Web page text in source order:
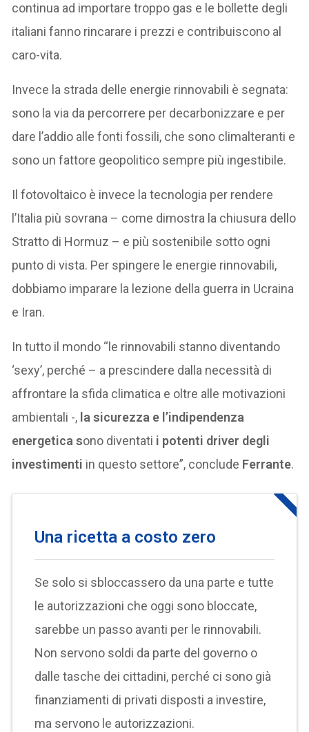
continua ad importare troppo gas e le bollette degli
italiani fanno rincarare i prezzi e contribuiscono al
caro-vita.
Invece la strada delle energie rinnovabili è segnata:
sono la via da percorrere per decarbonizzare e per
dare l’addio alle fonti fossili, che sono climalteranti e
sono un fattore geopolitico sempre più ingestibile.
Il fotovoltaico è invece la tecnologia per rendere
l’Italia più sovrana – come dimostra la chiusura dello
Stratto di Hormuz – e più sostenibile sotto ogni
punto di vista. Per spingere le energie rinnovabili,
dobbiamo imparare la lezione della guerra in Ucraina
e Iran.
In tutto il mondo “le rinnovabili stanno diventando
‘sexy’, perché – a prescindere dalla necessità di
affrontare la sfida climatica e oltre alle motivazioni
ambientali -, la sicurezza e l’indipendenza
energetica sono diventati i potenti driver degli
investimenti in questo settore”, conclude Ferrante.
Una ricetta a costo zero
Se solo si sbloccassero da una parte e tutte
le autorizzazioni che oggi sono bloccate,
sarebbe un passo avanti per le rinnovabili.
Non servono soldi da parte del governo o
dalle tasche dei cittadini, perché ci sono già
finanziamenti di privati disposti a investire,
ma servono le autorizzazioni.